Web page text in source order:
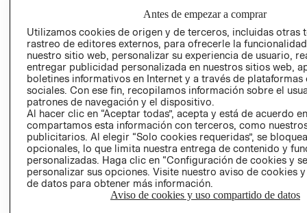
EMPRESARIAL
AVISO DE
PRIVACIDAD
GIFT CARD
AVISO DE
COOKIES
Uruguay ($U)
Antes de empezar a comprar
Utilizamos cookies de origen y de terceros, incluidas otras
rastreo de editores externos, para ofrecerle la
nuestro sitio web, personalizar su experiencia de usuario,
entregar publicidad personalizada en nuestros sitios web,
boletines informativos en Internet y a través de plataformas
sociales. Con ese fin, recopilamos información sobre el
patrones de navegación y el dispositivo.
Al hacer clic en “Aceptar todas”, acepta y está de acuerdo
compartamos esta información con terceros, como
publicitarios. Al elegir “Solo cookies requeridas”, se
opcionales, lo que limita nuestra entrega de contenido y
personalizadas. Haga clic en “Configuración de cookies y
personalizar sus opciones. Visite nuestro aviso de cookies
de datos para obtener más información.
Aviso de cookies y uso compartido de datos